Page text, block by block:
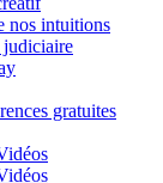
nos intuitions
gratuites